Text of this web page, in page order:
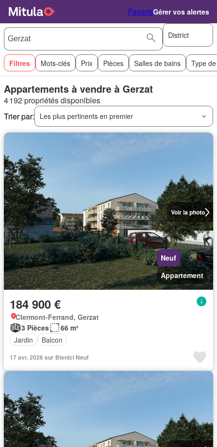
FavorisGérer vos alertes
District
Filtres Mots-clés Prix Pièces Salles de bains Type
Appartements à vendre à Gerzat
4 192 propriétés disponibles
Trier par:
Les plus pertinents en premier
Voir la photo
Neuf
Appartement
184 900 €
Clermont-Ferrand, Gerzat
3 Pièces
66 m²
Jardin
Balcon
17 avr. 2026 sur Bienici Neuf